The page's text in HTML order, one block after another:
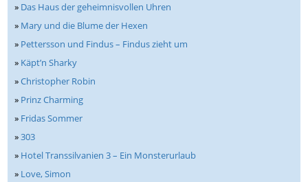
» Das Haus der geheimnisvollen Uhren
» Mary und die Blume der Hexen
» Pettersson und Findus – Findus zieht um
» Käpt’n Sharky
»Christopher Robin
» Prinz Charming
» Fridas Sommer
»303
» Hotel Transsilvanien 3 – Ein Monsterurlaub
» Love, Simon